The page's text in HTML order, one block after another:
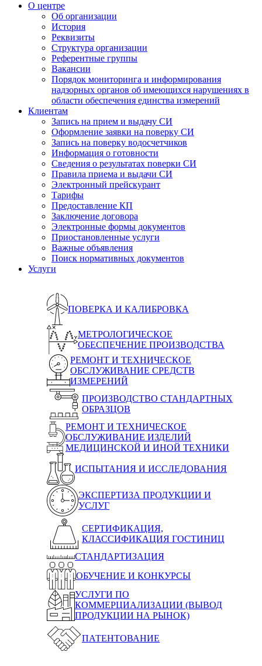
О центре
Об организации
История
Реквизиты
Структура организации
Референтные группы
Вакансии
Порядок мониторинга и информирования
надзорных органов об имеющихся нарушениях в
области обеспечения единства измерений
Клиентам
Запись на прием и выдачу СИ
Оформление заявки на поверку СИ
Запись на поверку водосчетчиков
Информация о готовности
Сведения о результатах поверки СИ
Правила приема и выдачи СИ
Электронный прейскурант
Тарифы
Предоставление КП
Заключение договора
Электронные формы документов
Приостановленные услуги
Важные объявления
Поиск нормативных документов
Услуги
ПОВЕРКА И КАЛИБРОВКА
МЕТРОЛОГИЧЕСКОЕ
ОБЕСПЕЧЕНИЕ ПРОИЗВОДСТВА
РЕМОНТ И ТЕХНИЧЕСКОЕ
ОБСЛУЖИВАНИЕ СРЕДСТВ
ИЗМЕРЕНИЙ
ПРОИЗВОДСТВО СТАНДАРТНЫХ
ОБРАЗЦОВ
РЕМОНТ И ТЕХНИЧЕСКОЕ
ОБСЛУЖИВАНИЕ ИЗДЕЛИЙ
МЕДИЦИНСКОЙ И ИНОЙ ТЕХНИКИ
ИСПЫТАНИЯ И ИССЛЕДОВАНИЯ
ЭКСПЕРТИЗА ПРОДУКЦИИ И
УСЛУГ
СЕРТИФИКАЦИЯ,
КЛАССИФИКАЦИЯ ГОСТИНИЦ
СТАНДАРТИЗАЦИЯ
ОБУЧЕНИЕ И КОНКУРСЫ
УСЛУГИ ПО
КОММЕРЦИАЛИЗАЦИИ (ВЫВОД
ПРОДУКЦИИ НА РЫНОК)
ПАТЕНТОВАНИЕ